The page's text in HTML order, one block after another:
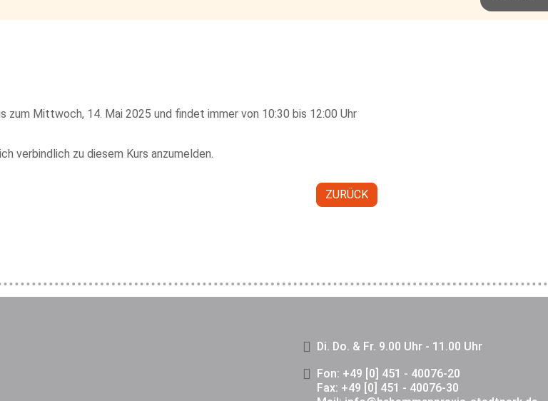
Mittwoch, 14. Mai 2025 und findet immer von 10:30 bis 12:00 Uhr
verbindlich zu diesem Kurs anzumelden.
ZURÜCK
Di. Do. & Fr. 9.00 Uhr - 11.00 Uhr
Fon: +49 [0] 451 - 40076-20
Fax: +49 [0] 451 - 40076-30